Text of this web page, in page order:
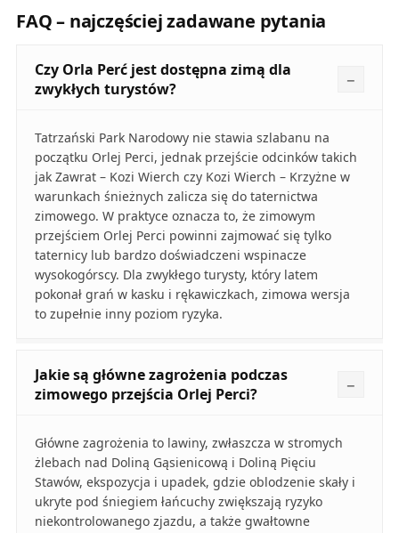
FAQ – najczęściej zadawane pytania
Czy Orla Perć jest dostępna zimą dla
zwykłych turystów?
Tatrzański Park Narodowy nie stawia szlabanu na
początku Orlej Perci, jednak przejście odcinków takich
jak Zawrat – Kozi Wierch czy Kozi Wierch – Krzyżne w
warunkach śnieżnych zalicza się do taternictwa
zimowego. W praktyce oznacza to, że zimowym
przejściem Orlej Perci powinni zajmować się tylko
taternicy lub bardzo doświadczeni wspinacze
wysokogórscy. Dla zwykłego turysty, który latem
pokonał grań w kasku i rękawiczkach, zimowa wersja
to zupełnie inny poziom ryzyka.
Jakie są główne zagrożenia podczas
zimowego przejścia Orlej Perci?
Główne zagrożenia to lawiny, zwłaszcza w stromych
żlebach nad Doliną Gąsienicową i Doliną Pięciu
Stawów, ekspozycja i upadek, gdzie oblodzenie skały i
ukryte pod śniegiem łańcuchy zwiększają ryzyko
niekontrolowanego zjazdu, a także gwałtowne